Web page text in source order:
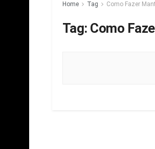
Home Tag Como Fazer
Tag: Como